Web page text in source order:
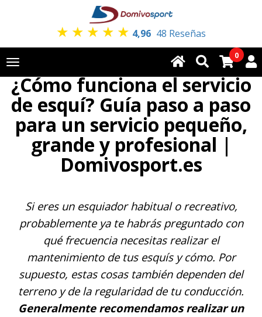
★ ★ ★ ★ ★ 4,96 48 Reseñas
Toggle
navigation
0
¿Cómo funciona el servicio
de esquí? Guía paso a paso
para un servicio pequeño,
grande y profesional |
Domivosport.es
Si eres un esquiador habitual o recreativo,
probablemente ya te habrás preguntado con
qué frecuencia necesitas realizar el
mantenimiento de tus esquís y cómo. Por
supuesto, estas cosas también dependen del
terreno y de la regularidad de tu conducción.
Generalmente recomendamos realizar un